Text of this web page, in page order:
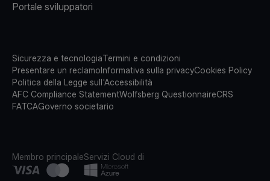
Portale sviluppatori
Sicurezza e tecnologiaTermini e condizioni
Presentare un reclamoInformativa sulla privacyCookies Policy
Politica della Legge sull'Accessibilità
AFC Compliance StatementWolfsberg QuestionnaireCRS
FATCAGoverno societario
Membro principaleServizi Cloud di